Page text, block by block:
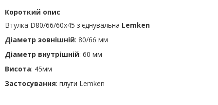
Короткий опис
Втулка D80/66/60х45 з'єднувальна Lemken
Діаметр зовнішній: 80/66 мм
Діаметр внутрішній: 60 мм
Висота: 45мм
Застосування: плуги Lemken